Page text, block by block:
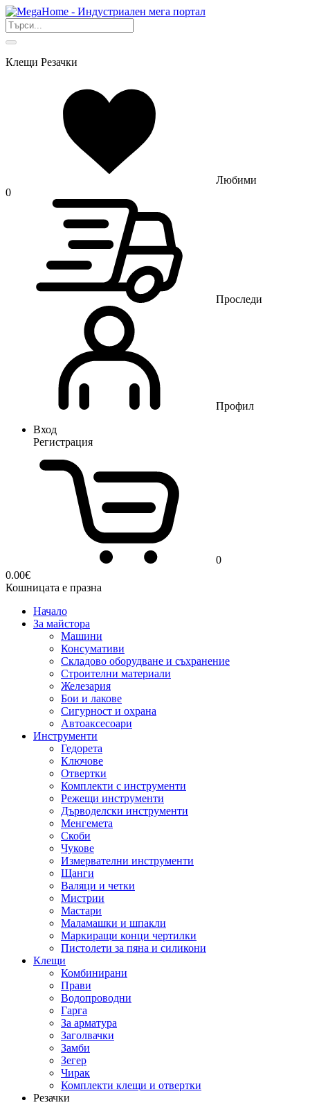
Клещи Резачки
Любими
0
Проследи
Профил
Вход
Регистрация
0
0.00€
Кошницата е празна
Начало
За майстора
Машини
Консумативи
Складово оборудване и съхранение
Строителни материали
Железария
Бои и лакове
Сигурност и охрана
Автоаксесоари
Инструменти
Гедорета
Ключове
Отвертки
Комплекти с инструменти
Режещи инструменти
Дърводелски инструменти
Менгемета
Скоби
Чукове
Измервателни инструменти
Щанги
Валяци и четки
Мистрии
Мастари
Маламашки и шпакли
Маркиращи конци чертилки
Пистолети за пяна и силикони
Клещи
Комбинирани
Прави
Водопроводни
Гарга
За арматура
Заголвачки
Замби
Зегер
Чирак
Комплекти клещи и отвертки
Резачки